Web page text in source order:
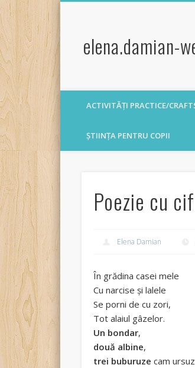
elena.damian-
ACTIVITĂȚI PRACTICE/
ȘTIINȚA PENTRU COPII
Poezie cu
Elena Damian
În grădina casei mele
Cu narcise și lalele
Se porni de cu zori,
Tot alaiul gâzelor.
Un bondar,
două albine,
trei buburuze cam